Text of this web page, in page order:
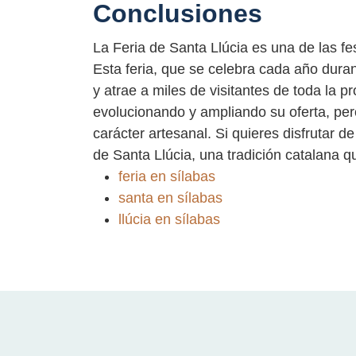
Conclusiones
La Feria de Santa Llúcia es una de las
Esta feria, que se celebra cada año
y atrae a miles de visitantes de toda la
evolucionando y ampliando su oferta,
carácter artesanal. Si quieres disfrutar
de Santa Llúcia, una tradición catalana
feria en sílabas
santa en sílabas
llúcia en sílabas